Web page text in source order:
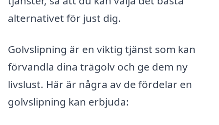
alternativet för just dig.
Golvslipning är en viktig tjänst som kan
förvandla dina trägolv och ge dem ny
livslust. Här är några av de fördelar en
golvslipning kan erbjuda: